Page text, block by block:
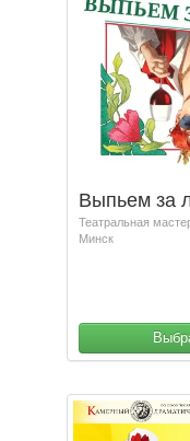
Выпьем за
Театральная
Минск